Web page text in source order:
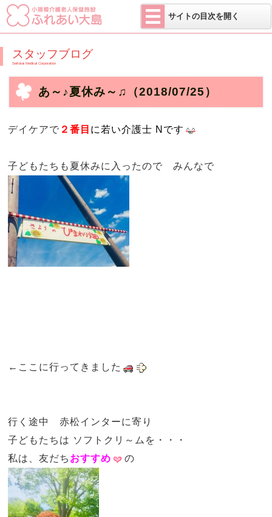
医療法人 せい
サイトの目次を開く
スタッフブログ
Seifukai Medical Corporation
あ～♪夏休み～♫ （2018/07/25）
デイケアで ２番目 に若い介護士 Nです
子どもたちも夏休みに入ったので みんなで
←ここに行ってきました
行く途中 赤松インターに寄り
子どもたちは ソフトクリ～ムを・・・
私は、友だち おすすめ の